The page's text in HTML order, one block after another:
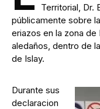
Territorial, Dr.
públicamente sobre
eriazos en la zona
aledaños, dentro de
de Islay.
Durante sus
declaracion